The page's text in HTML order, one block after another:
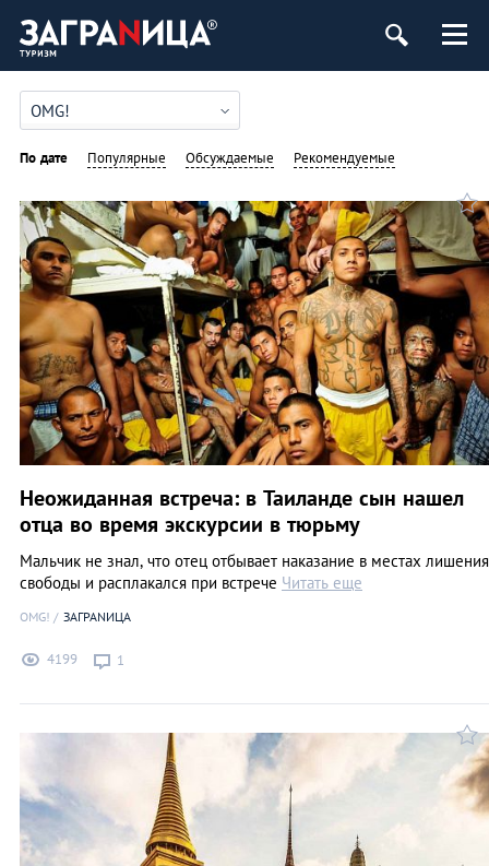
OMG!
По дате Популярные Обсуждаемые Рекомендуемые
Неожиданная встреча: в Таиланде сын нашел
отца во время экскурсии в тюрьму
Мальчик не знал, что отец отбывает наказание в местах лишения
свободы и расплакался при встрече Читать еще
OMG! ЗАГРАNИЦА
4199 1